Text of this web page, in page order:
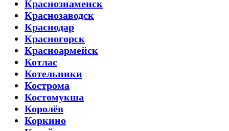
Краснознаменск
Краснозаводск
Краснодар
Красногорск
Красноармейск
Котлас
Котельники
Кострома
Костомукша
Королёв
Коркино